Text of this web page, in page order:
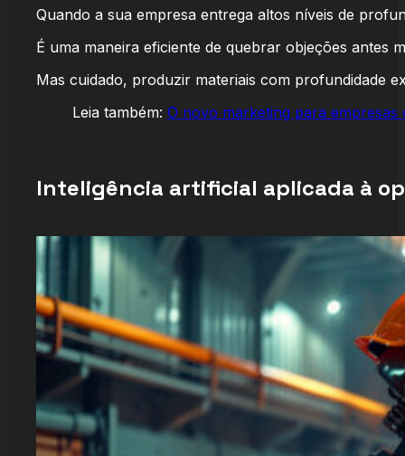
Quando a sua empresa entrega altos níveis de
É uma maneira eficiente de quebrar objeções antes
Mas cuidado, produzir materiais com profundidade
Leia também: O novo marketing para empresas
Inteligência artificial aplicada à